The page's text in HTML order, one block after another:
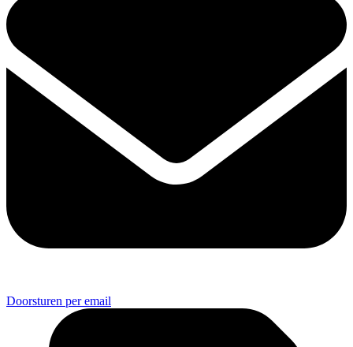
Doorsturen per email